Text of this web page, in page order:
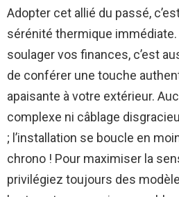
Adopter cet allié du passé,
sérénité thermique
soulager vos finances, c’est
de conférer une touche
apaisante à votre extérieur.
complexe ni câblage
; l’installation se boucle en
chrono ! Pour maximiser la
privilégiez toujours des